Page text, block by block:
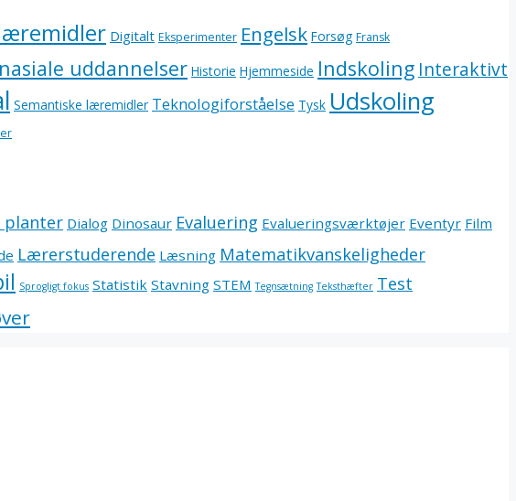
Digitalt Eksperimenter Engelsk Forsøg Fransk
uddannelser Historie Hjemmeside Indskoling Interaktivt
Semantiske læremidler Teknologiforståelse Tysk Udskoling
planter Dialog Dinosaur Evaluering Evalueringsværktøjer Eventyr Film
Lærerstuderende Læsning Matematikvanskeligheder
Sprogligt fokus Statistik Stavning STEM Tegnsætning Teksthæfter Test